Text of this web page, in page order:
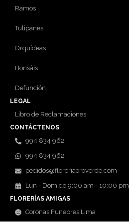
Ramos
Tulipanes
Orquídeas
Bonsáis
Defunción
LEGAL
Libro de Reclamaciones
CONTÁCTENOS
994 834 962
994 834 962
pedidos@floreriaoroverde.com
Lun - Dom de 9:00 am - 10:00 pm
FLORERÍAS AMIGAS
Coronas Funebres Lima